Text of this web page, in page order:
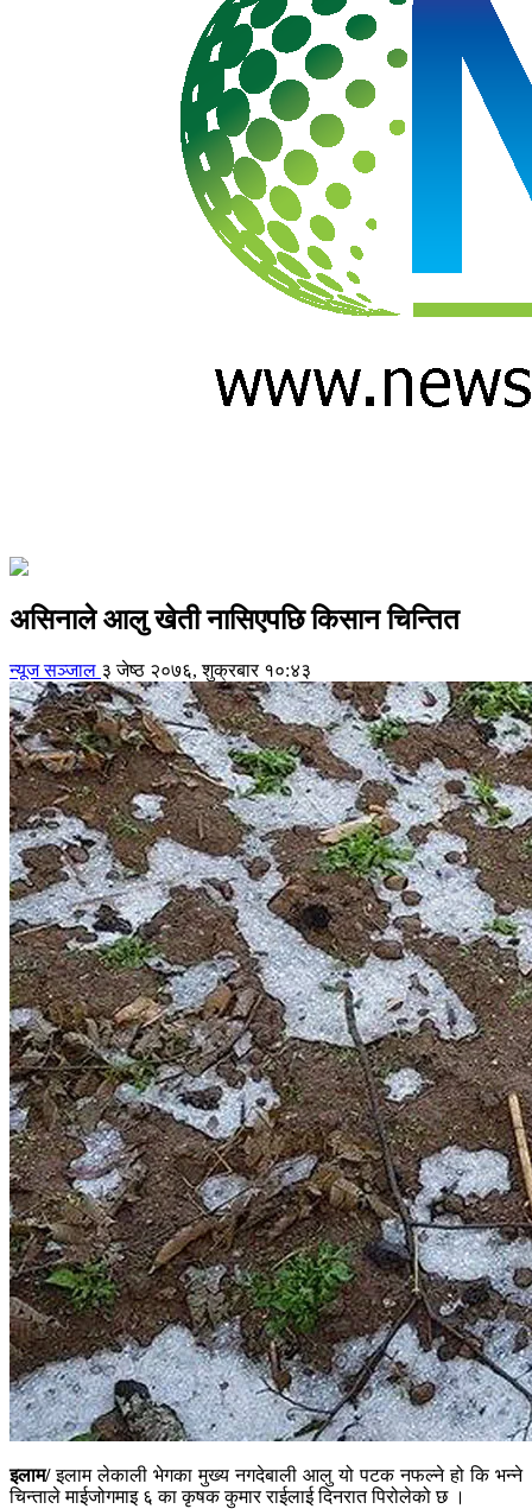
असिनाले आलु खेती नासिएपछि किसान चिन्तित
न्यूज सञ्जाल ३ जेष्ठ २०७६, शुक्रबार १०:४३
इलाम/इलाम लेकाली भेगका मुख्य नगदेबाली आलु यो पटक नफल्ने हो कि भन्ने
चिन्ताले माईजोगमाइ ६ का कृषक कुमार राईलाई दिनरात पिरोलेको छ ।